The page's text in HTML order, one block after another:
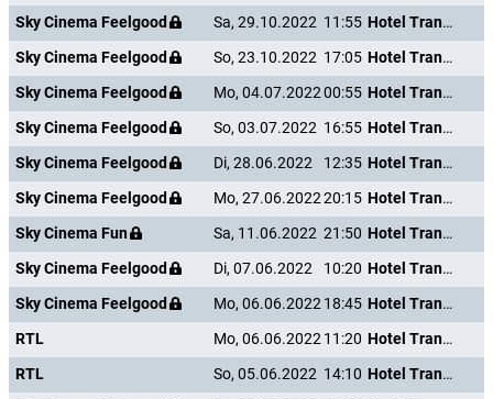
Sky Cinema Feelgood Sa, 29.10.2022 11:55
Hotel Transsilvanien 2
Sky Cinema Feelgood
So, 23.10.2022 17:05
Hotel Transsilvanien 2
Sky Cinema Feelgood
Mo, 04.07.202200:55
Hotel Transsilvanien 2
Sky Cinema Feelgood
So, 03.07.2022 16:55
Hotel Transsilvanien 2
Sky Cinema Feelgood
Di, 28.06.2022 12:35
Hotel Transsilvanien 2
Sky Cinema Feelgood
Mo, 27.06.202220:15
Hotel Transsilvanien 2
Sky Cinema Fun
Sa, 11.06.2022 21:50
Hotel Transsilvanien 2
Sky Cinema Feelgood
Di, 07.06.2022 10:20
Hotel Transsilvanien 2
Sky Cinema Feelgood
Mo, 06.06.202218:45
Hotel Transsilvanien 2
RTL
Mo, 06.06.202211:20
Hotel Transsilvanien 2
RTL
So, 05.06.2022 14:10
Hotel Transsilvanien 2